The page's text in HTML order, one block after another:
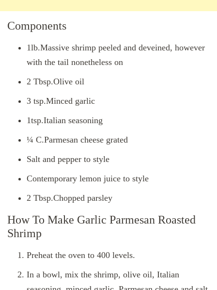
Components
1lb.Massive shrimp peeled and deveined, however
with the tail nonetheless on
2 Tbsp.Olive oil
3 tsp.Minced garlic
1tsp.Italian seasoning
¼ C.Parmesan cheese grated
Salt and pepper to style
Contemporary lemon juice to style
2 Tbsp.Chopped parsley
How To Make Garlic Parmesan Roasted
Shrimp
Preheat the oven to 400 levels.
In a bowl, mix the shrimp, olive oil, Italian